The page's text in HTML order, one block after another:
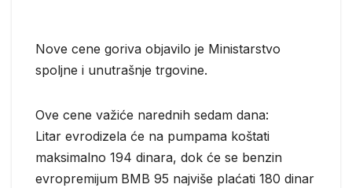
Nove cene goriva objavilo je Ministarstvo
spoljne i unutrašnje trgovine.
Ove cene važiće narednih sedam dana:
Litar evrodizela će na pumpama koštati
maksimalno 194 dinara, dok će se benzin
evropremijum BMB 95 najviše plaćati 180 dinar